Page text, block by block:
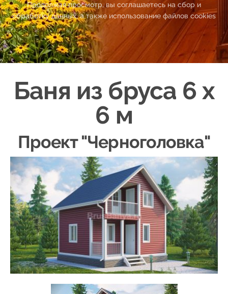
Продолжая просмотр, вы соглашаетесь на сбор и
обработку данных, а также использование файлов cookies
Баня из бруса 6х
6 м
Проект "Черноголовка"